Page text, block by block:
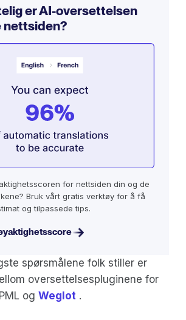
spørsmålene folk stiller er
oversettelsespluginene for
og Weglot .
er AI-oversettelsen
nettsiden?
for nettsiden din og de
Bruk vårt gratis verktøy for å få
og tilpassede tips.